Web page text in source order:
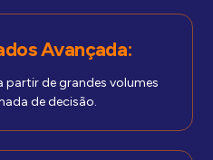
Avançada:
partir de grandes volumes
de decisão.